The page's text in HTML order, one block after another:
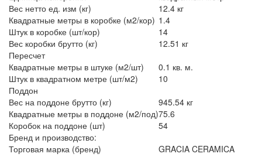
Вес нетто ед. изм (кг)
12.4 кг
Квадратные метры в коробке (м2/кор) 1.4
Штук в коробке (шт/кор)
14
Вес коробки брутто (кг)
12.51 кг
Пересчет
Квадратные метры в штуке (м2/шт)
0.1 кв. м.
Штук в квадратном метре (шт/м2)
10
Поддон
Вес на поддоне брутто (кг)
945.54 кг
Квадратные метры в поддоне (м2/под)75.6
Коробок на поддоне (шт)
54
Бренд и производство:
Торговая марка (бренд)
GRACIA CERAMICA